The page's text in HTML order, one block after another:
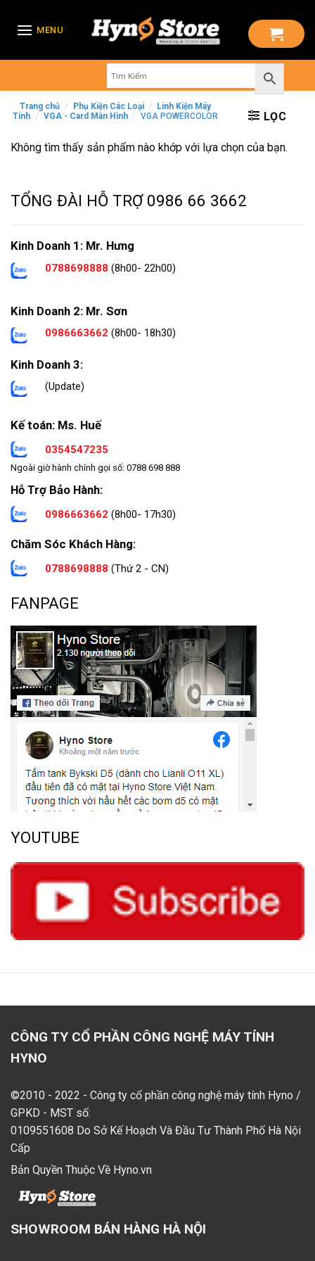
MENU
Trang chủ / Phụ Kiện Các Loại /
Linh Kiện Máy
Tính / VGA - Card Màn Hình / VGA POWERCOLOR LỌC
Không tìm thấy sản phẩm nào khớp với lựa chọn của bạn.
TỔNG ĐÀI HỖ TRỢ 0986 66 3662
Kinh Doanh 1: Mr. Hưng
0788698888 (8h00- 22h00)
Kinh Doanh 2: Mr. Sơn
0986663662 (8h00- 18h30)
Kinh Doanh 3:
(Update)
Kế toán: Ms. Huế
0354547235
Ngoài giờ hành chính gọi số: 0788 698 888
Hỗ Trợ Bảo Hành:
0986663662 (8h00- 17h30)
Chăm Sóc Khách Hàng:
0788698888 (Thứ 2 - CN)
FANPAGE
YOUTUBE
CÔNG TY CỔ PHẦN CÔNG NGHỆ MÁY TÍNH
HYNO
©2010 - 2022 - Công ty cổ phần công nghệ máy tính Hyno /
GPKD - MST số:
0109551608 Do Sở Kế Hoạch Và Đầu Tư Thành Phố Hà Nội
Cấp
Bản Quyền Thuộc Về Hyno.vn
SHOWROOM BÁN HÀNG HÀ NỘI